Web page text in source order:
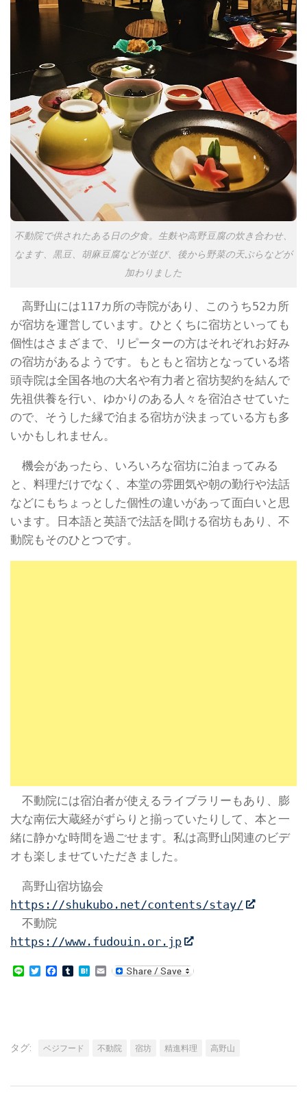
不動院で供されたある日の夕食。生麩や高野豆腐の炊き合わせ、
なます、黒豆、胡麻豆腐などが並び、後から野菜の天ぷらなどが
加わりました
高野山には117カ所の寺院があり、このうち52カ所
が宿坊を運営しています。ひとくちに宿坊といっても
個性はさまざまで、リピーターの方はそれぞれお好み
の宿坊があるようです。もともと宿坊となっている塔
頭寺院は全国各地の大名や有力者と宿坊契約を結んで
先祖供養を行い、ゆかりのある人々を宿泊させていた
ので、そうした縁で泊まる宿坊が決まっている方も多
いかもしれません。
機会があったら、いろいろな宿坊に泊まってみる
と、料理だけでなく、本堂の雰囲気や朝の勤行や法話
などにもちょっとした個性の違いがあって面白いと思
います。日本語と英語で法話を聞ける宿坊もあり、不
動院もそのひとつです。
不動院には宿泊者が使えるライブラリーもあり、膨
大な南伝大蔵経がずらりと揃っていたりして、本と一
緒に静かな時間を過ごせます。私は高野山関連のビデ
オも楽しませていただきました。
高野山宿坊協会
https://shukubo.net/contents/stay/
不動院
https://www.fudouin.or.jp
Line TwitterFacebook
TumblrHatenaEmail
タグ: ベジフード 不動院 宿坊 精進料理 高野山